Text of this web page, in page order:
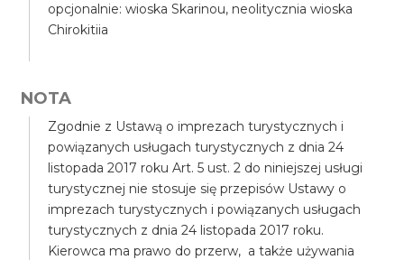
opcjonalnie: wioska Skarinou, neolitycznia wioska
Chirokitiia
NOTA
Zgodnie z Ustawą o imprezach turystycznych i
powiązanych usługach turystycznych z dnia 24
listopada 2017 roku Art. 5 ust. 2 do niniejszej usługi
turystycznej nie stosuje się przepisów Ustawy o
imprezach turystycznych i powiązanych usługach
turystycznych z dnia 24 listopada 2017 roku.
Kierowca ma prawo do przerw, a także używania